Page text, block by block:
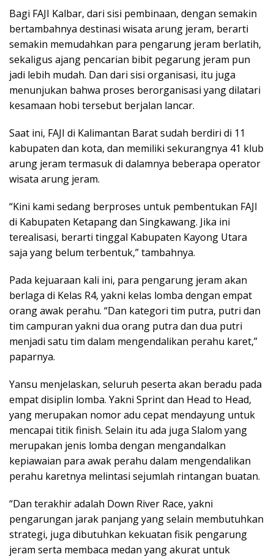
Bagi FAJI Kalbar, dari sisi pembinaan, dengan semakin
bertambahnya destinasi wisata arung jeram, berarti
semakin memudahkan para pengarung jeram berlatih,
sekaligus ajang pencarian bibit pegarung jeram pun
jadi lebih mudah. Dan dari sisi organisasi, itu juga
menunjukan bahwa proses berorganisasi yang dilatari
kesamaan hobi tersebut berjalan lancar.
Saat ini, FAJI di Kalimantan Barat sudah berdiri di 11
kabupaten dan kota, dan memiliki sekurangnya 41 klub
arung jeram termasuk di dalamnya beberapa operator
wisata arung jeram.
“Kini kami sedang berproses untuk pembentukan FAJI
di Kabupaten Ketapang dan Singkawang. Jika ini
terealisasi, berarti tinggal Kabupaten Kayong Utara
saja yang belum terbentuk,” tambahnya.
Pada kejuaraan kali ini, para pengarung jeram akan
berlaga di Kelas R4, yakni kelas lomba dengan empat
orang awak perahu. “Dan kategori tim putra, putri dan
tim campuran yakni dua orang putra dan dua putri
menjadi satu tim dalam mengendalikan perahu karet,”
paparnya.
Yansu menjelaskan, seluruh peserta akan beradu pada
empat disiplin lomba. Yakni Sprint dan Head to Head,
yang merupakan nomor adu cepat mendayung untuk
mencapai titik finish. Selain itu ada juga Slalom yang
merupakan jenis lomba dengan mengandalkan
kepiawaian para awak perahu dalam mengendalikan
perahu karetnya melintasi sejumlah rintangan buatan.
“Dan terakhir adalah Down River Race, yakni
pengarungan jarak panjang yang selain membutuhkan
strategi, juga dibutuhkan kekuatan fisik pengarung
jeram serta membaca medan yang akurat untuk